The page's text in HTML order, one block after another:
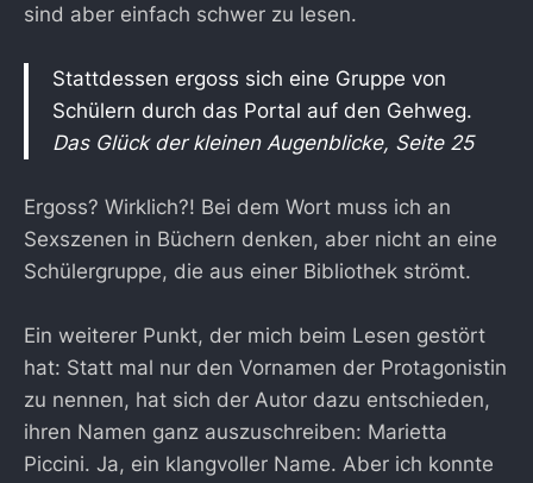
sind aber einfach schwer zu lesen.
Stattdessen ergoss sich eine Gruppe von
Schülern durch das Portal auf den Gehweg.
Das Glück der kleinen Augenblicke, Seite 25
Ergoss? Wirklich?! Bei dem Wort muss ich an
Sexszenen in Büchern denken, aber nicht an eine
Schülergruppe, die aus einer Bibliothek strömt.
Ein weiterer Punkt, der mich beim Lesen gestört
hat: Statt mal nur den Vornamen der Protagonistin
zu nennen, hat sich der Autor dazu entschieden,
ihren Namen ganz auszuschreiben: Marietta
Piccini. Ja, ein klangvoller Name. Aber ich konnte